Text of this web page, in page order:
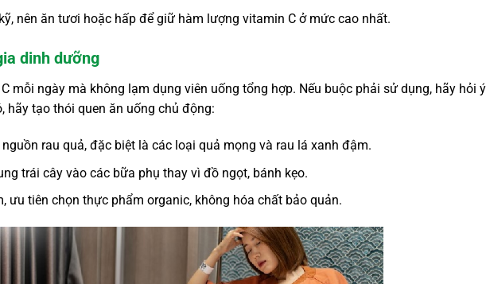
nên ăn tươi hoặc hấp để giữ hàm lượng vitamin C ở mức cao nhất.
dinh dưỡng
mỗi ngày mà không lạm dụng viên uống tổng hợp. Nếu buộc phải sử dụng, hãy hỏi ý
hãy tạo thói quen ăn uống chủ động:
rau quả, đặc biệt là các loại quả mọng và rau lá xanh đậm.
trái cây vào các bữa phụ thay vì đồ ngọt, bánh kẹo.
ưu tiên chọn thực phẩm organic, không hóa chất bảo quản.